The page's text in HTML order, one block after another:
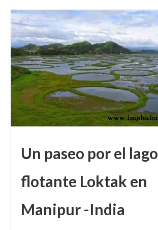
Un paseo por el lago
flotante Loktak en
Manipur -India